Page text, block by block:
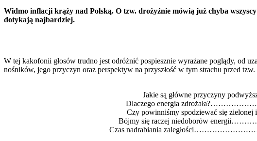
Widmo inflacji krąży nad Polską. O tzw. drożyźnie mówią już chyba
dotykają najbardziej.
W tej kakofonii głosów trudno jest odróżnić pospiesznie wyrażane poglądy, od
nośników, jego przyczyn oraz perspektyw na przyszłość w tym strachu przed
Jakie są główne przyczyny
Dlaczego energia
Czy powinniśmy
Bójmy się raczej
Czas nadrabiania